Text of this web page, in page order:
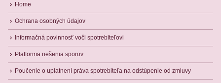
Home
Ochrana osobných údajov
Informačná povinnosť voči spotrebiteľovi
Platforma riešenia sporov
Poučenie o uplatnení práva spotrebiteľa na odstúpenie od zmluvy